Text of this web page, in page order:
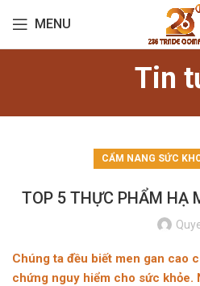
MENU
Tin
CẨM NANG SỨC
TOP 5 THỰC PHẨM HẠ
Chúng ta đều biết men gan cao
chứng nguy hiểm cho sức khỏe.